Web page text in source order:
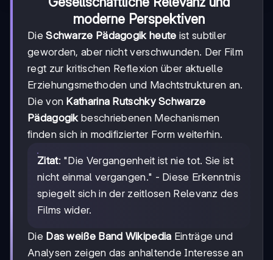
moderne Perspektiven
DieSchwarze Pädagogik heute ist subtiler
geworden, aber nicht verschwunden. Der Film
regt zur kritischen Reflexion über aktuelle
Erziehungsmethoden und Machtstrukturen an.
Die von Katharina Rutschky Schwarze
Pädagogikbeschriebenen Mechanismen
finden sich in modifizierter Form weiterhin.
Zitat: "Die Vergangenheit ist nie tot. Sie ist
nicht einmal vergangen." - Diese Erkenntnis
spiegelt sich in der zeitlosen Relevanz des
Films wider.
Die Das weiße Band Wikipedia Einträge und
Analysen zeigen das anhaltende Interesse an